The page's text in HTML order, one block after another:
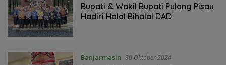
Bupati & Wakil Bupati Pulang Pisau
Hadiri Halal Bihalal DAD
Banjarmasin 30 Oktober 2024